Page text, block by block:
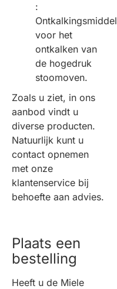
:
Ontkalkingsmiddel
voor het
ontkalken van
de hogedruk
stoomoven.
Zoals u ziet, in ons
aanbod vindt u
diverse producten.
Natuurlijk kunt u
contact opnemen
met onze
klantenservice bij
behoefte aan advies.
Plaats een
bestelling
Heeft u de Miele